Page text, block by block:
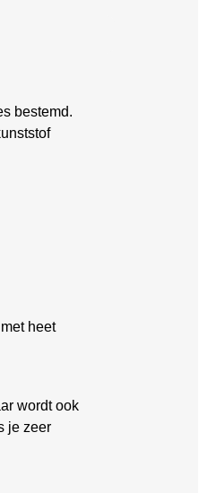
bestemd.
heet
wordt ook
je zeer